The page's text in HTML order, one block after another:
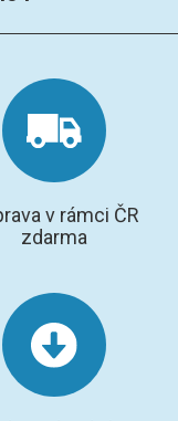
v rámci ČR
zdarma